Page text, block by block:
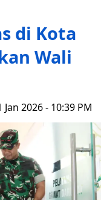
di Kota
Wali
Jan 2026 - 10:39 PM